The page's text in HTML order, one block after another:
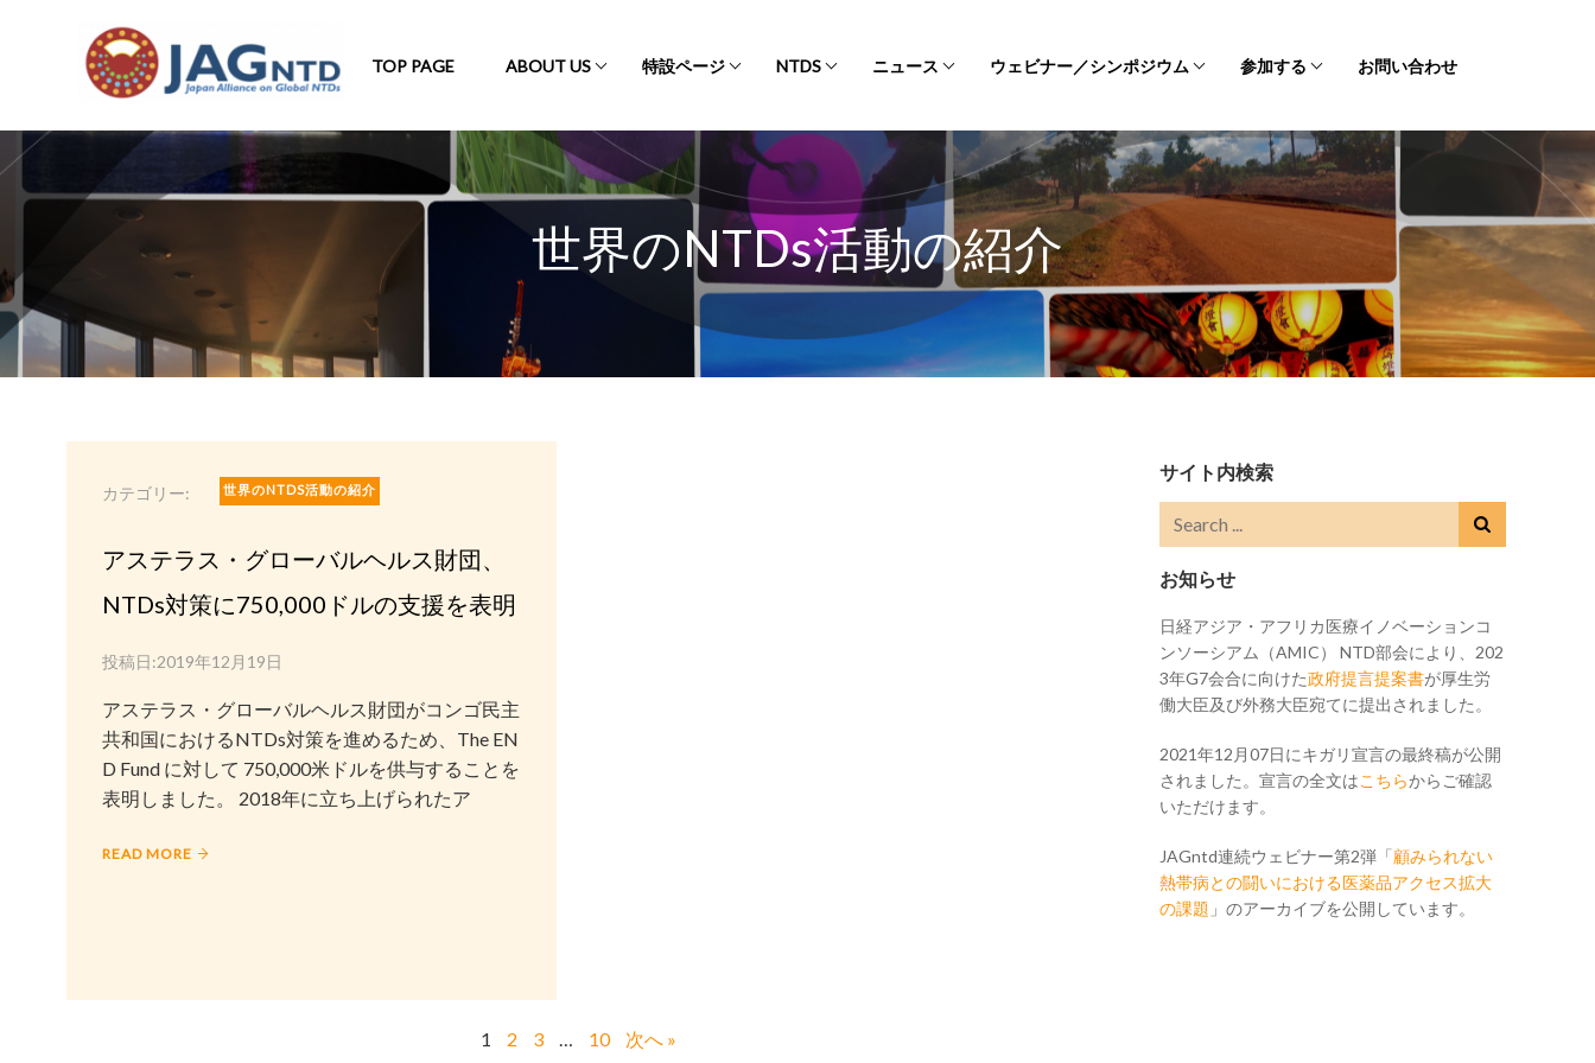
TOP PAGE ABOUT US 特設ページ NTDS ニュース ウェビナー／シンポジウム 参加する お問い合わせ
世界のNTDs活動の紹介
カテゴリー: 世界のNTDS活動の紹介
アステラス・グローバルヘルス財団、
NTDs対策に750,000ドルの支援を表明
投稿日:2019年12月19日
アステラス・グローバルヘルス財団がコンゴ民主
共和国におけるNTDs対策を進めるため、The EN
D Fund に対して 750,000米ドルを供与することを
表明しました。 2018年に立ち上げられたア
READ MORE
サイト内検索
お知らせ
日経アジア・アフリカ医療イノベーションコ
ンソーシアム（AMIC） NTD部会により、202
3年G7会合に向けた政府提言提案書が厚生労
働大臣及び外務大臣宛てに提出されました。
2021年12月07日にキガリ宣言の最終稿が公開
されました。宣言の全文はこちらからご確認
いただけます。
JAGntd連続ウェビナー第2弾「顧みられない
熱帯病との闘いにおける医薬品アクセス拡大
の課題 」のアーカイブを公開しています。
1 2 3 … 10 次へ »